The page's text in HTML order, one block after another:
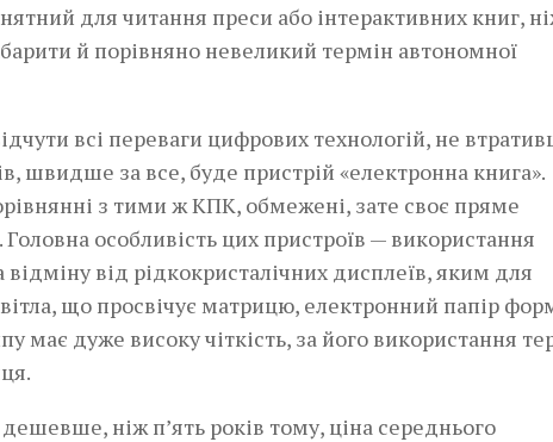
для читання преси або інтерактивних книг,
й порівняно невеликий термін автономної
всі переваги цифрових технологій, не
швидше за все, буде пристрій «електронна книга».
з тими ж КПК, обмежені, зате своє пряме
особливість цих пристроїв — використання
від рідкокристалічних дисплеїв, яким для
що просвічує матрицю, електронний папір
має дуже високу чіткість, за його використання
ніж п’ять років тому, ціна середнього